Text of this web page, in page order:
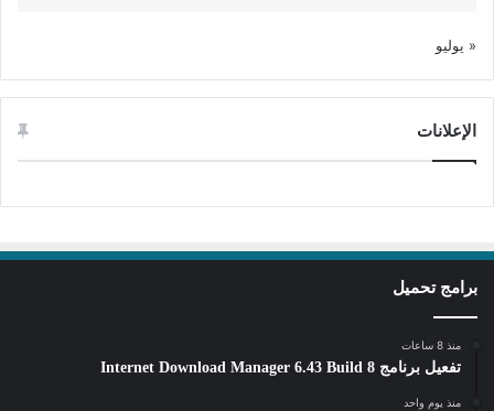
« يوليو
الإعلانات
برامج تحميل
منذ 8 ساعات
تفعيل برنامج Internet Download Manager 6.43 Build 8
منذ يوم واحد